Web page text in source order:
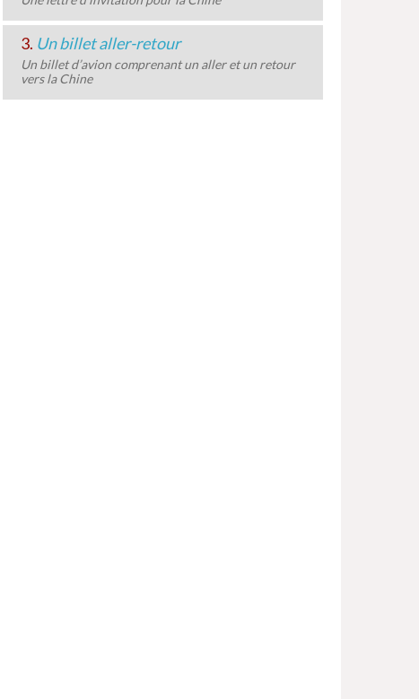
3. Un billet aller-retour
Un billet d’avion comprenant un aller et un retour
vers la Chine